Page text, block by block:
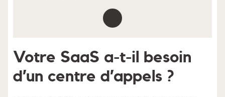
Votre SaaS a-t-il besoin
d’un centre d’appels ?